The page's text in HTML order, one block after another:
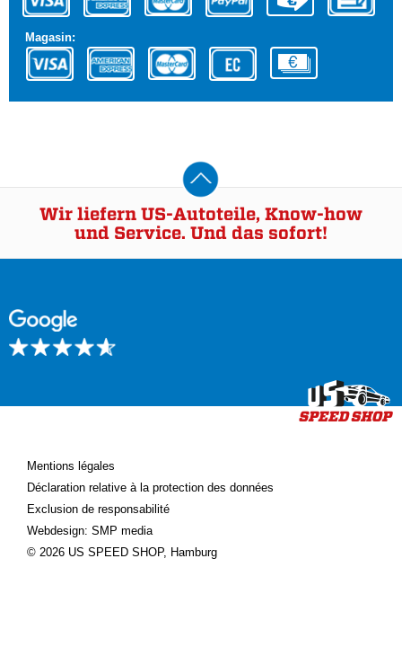
Magasin:
Wir liefern US-Autoteile, Know-how
und Service. Und das sofort!
Mentions légales
Déclaration relative à la protection des données
Exclusion de responsabilité
Webdesign: SMP media
© 2026 US SPEED SHOP, Hamburg